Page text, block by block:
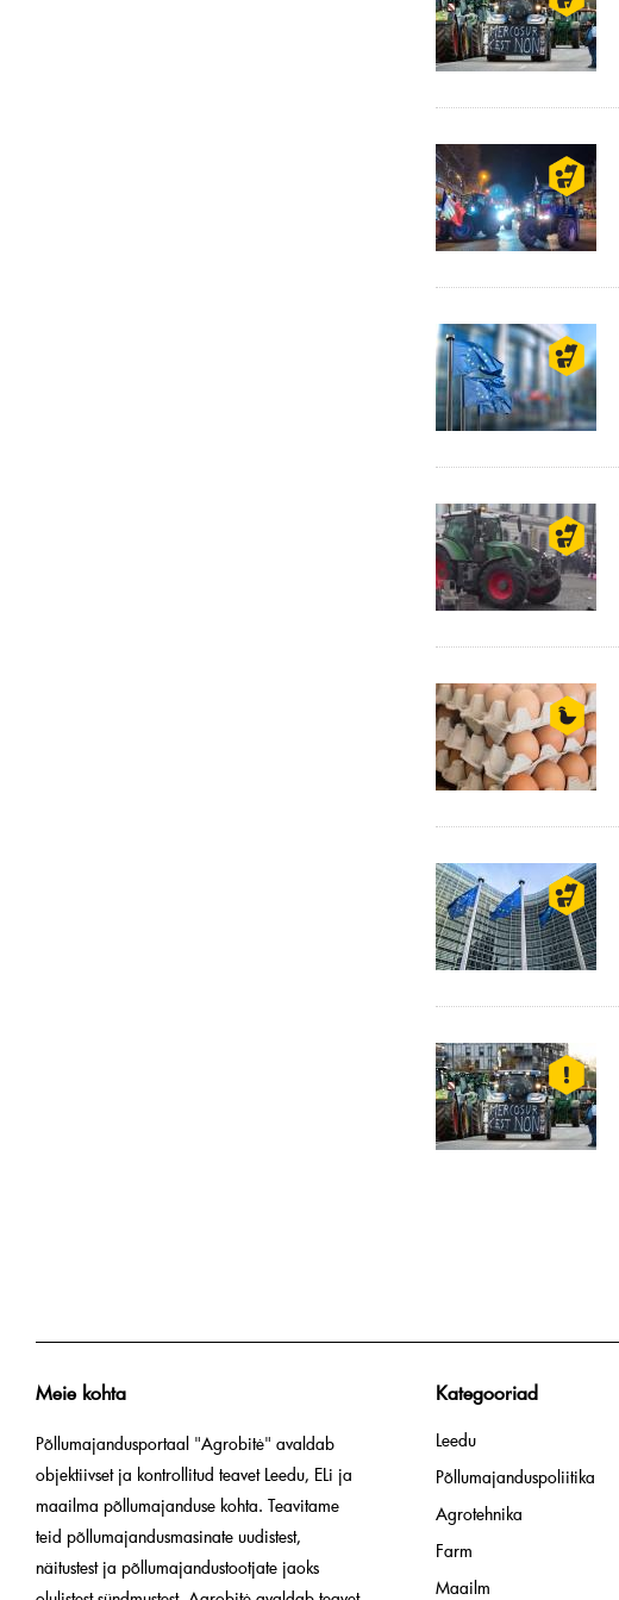
Meie kohta
Põllumajandusportaal "Agrobitė" avaldab
objektiivset ja kontrollitud teavet Leedu, ELi ja
maailma põllumajanduse kohta. Teavitame
teid põllumajandusmasinate uudistest,
näitustest ja põllumajandustootjate jaoks
Kategooriad
Leedu
Põllumajanduspoliitika
Agrotehnika
Farm
Maailm